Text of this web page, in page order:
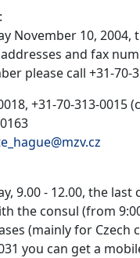
November 10,
and fax
please call +31-70-
+31-70-313-0015
9.00 - 12.00, the
the consul (from
(mainly for
you can get a